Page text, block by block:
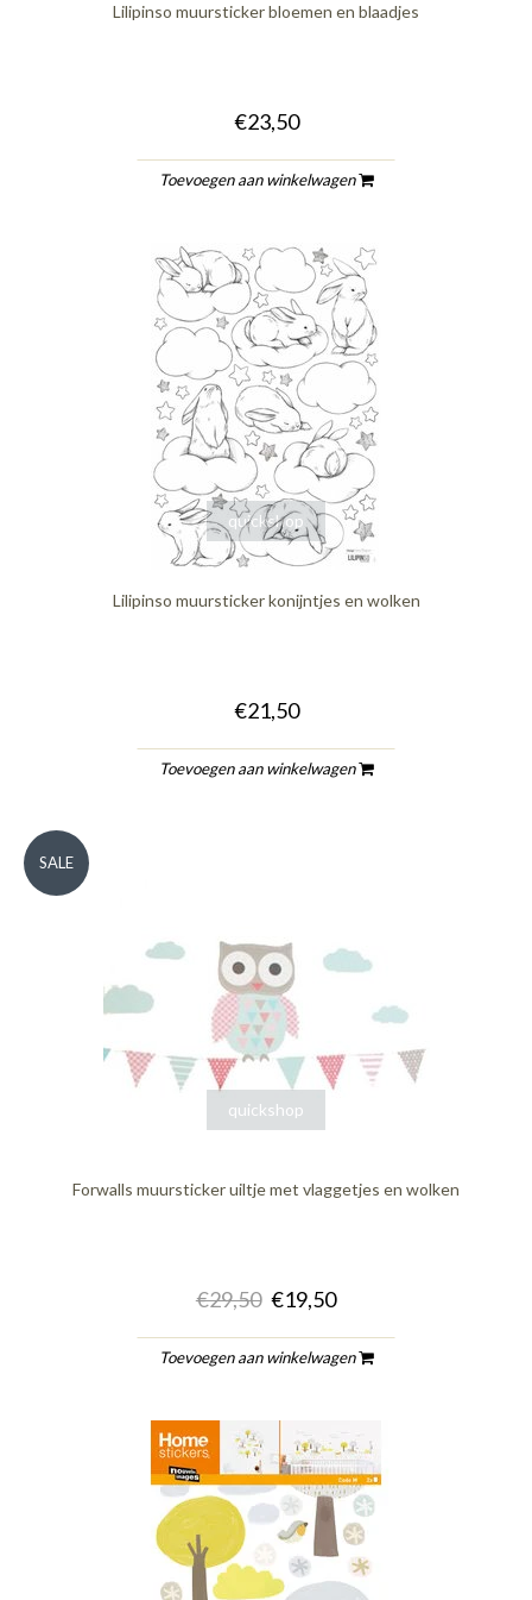
Lilipinso muursticker bloemen en blaadjes
€23,50
Toevoegen aan winkelwagen
quickshop
Lilipinso muursticker konijntjes en wolken
€21,50
Toevoegen aan winkelwagen
quickshop
SALE
Forwalls muursticker uiltje met vlaggetjes en wolken
€29,50 €19,50
Toevoegen aan winkelwagen